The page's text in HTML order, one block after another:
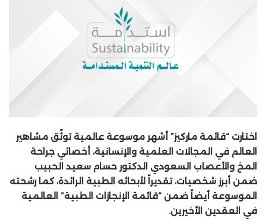
اختارت “قائمة ماركيز” أشهر موسوعة عالمية توثّق مشاهير
العالم في المجالات العلمية والإنسانية، أخصائي جراحة
المخ والأعصاب السعودي الدكتور حسام سعيد الحبيب
ضمن أبرز شخصيات، تقديراً لأبحاثه الطبية الرائدة، كما رشحته
الموسوعة أيضاً ضمن “قائمة الإنجازات الطبية” العالمية
في العقدين الأخيرين.